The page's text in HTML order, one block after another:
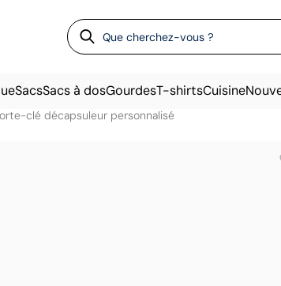
SacsSacs à dosGourdesT-shirtsCuisine
clé décapsuleur personnalisé